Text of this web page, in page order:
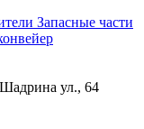
Запасные части
ул., 64